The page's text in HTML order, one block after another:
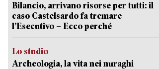
Bilancio, arrivano risorse per tutti: il
caso Castelsardo fa tremare
l’Esecutivo – Ecco perché
Lo studio
Archeologia, la vita nei nuraghi